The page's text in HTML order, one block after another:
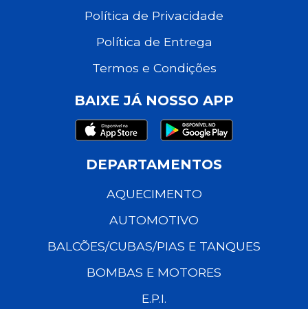
Política de Privacidade
Política de Entrega
Termos e Condições
BAIXE JÁ NOSSO APP
DEPARTAMENTOS
AQUECIMENTO
AUTOMOTIVO
BALCÕES/CUBAS/PIAS E TANQUES
BOMBAS E MOTORES
E.P.I.